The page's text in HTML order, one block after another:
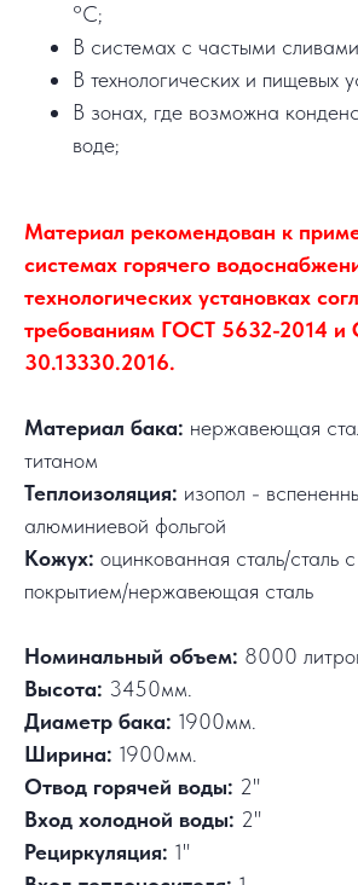
°C;
В системах с частыми
В технологических и пищевых
В зонах, где возможна
воде;
Материал рекомендован к
системах горячего
технологических установках
требованиям ГОСТ 5632-2014 и
30.13330.2016.
Материал бака: нержавеющая
титаном
Теплоизоляция: изопол -
алюминиевой фольгой
Кожух: оцинкованная сталь/сталь
покрытием/нержавеющая сталь
Номинальный объем: 8000
Высота: 3450мм.
Диаметр бака: 1900мм.
Ширина: 1900мм.
Отвод горячей воды: 2"
Вход холодной воды: 2"
Рециркуляция: 1"